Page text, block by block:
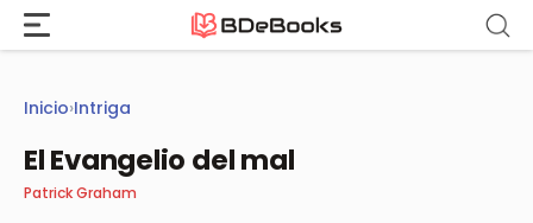
Saltar
contenido
Inicio›Intriga
El Evangelio del mal
Patrick Graham